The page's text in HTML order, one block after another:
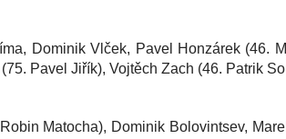
Dominik Vlček, Pavel Honzárek (46.
Pavel Jiřík), Vojtěch Zach (46. Patrik
Matocha), Dominik Bolovintsev,